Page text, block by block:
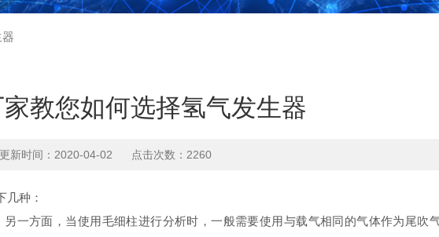
教您如何选择氢气发生器
更新时间：2020-04-02 点击次数：2260
几种：
一方面，当使用毛细柱进行分析时，一般需要使用与载气相同的气体作为尾吹